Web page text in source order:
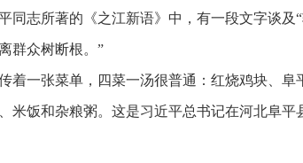
同志所著的《之江新语》中，有一段文字谈及
群众树断根。”
着一张菜单，四菜一汤很普通：红烧鸡块、
米饭和杂粮粥。这是习近平总书记在河北阜平